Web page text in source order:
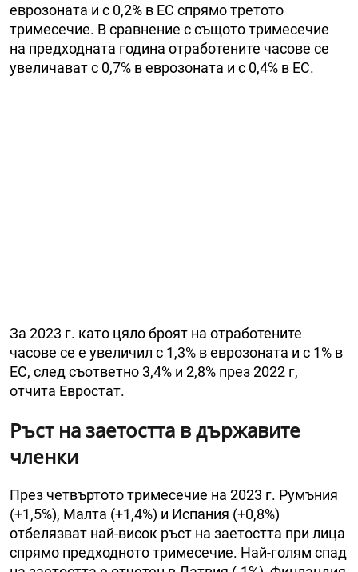
еврозоната и с 0,2% в ЕС спрямо третото
тримесечие. В сравнение с същото тримесечие
на предходната година отработените часове се
увеличават с 0,7% в еврозоната и с 0,4% в ЕС.
За 2023 г. като цяло броят на отработените
часове се е увеличил с 1,3% в еврозоната и с 1% в
ЕС, след съответно 3,4% и 2,8% през 2022 г,
отчита Евростат.
Ръст на заетостта в държавите
членки
През четвъртото тримесечие на 2023 г. Румъния
(+1,5%), Малта (+1,4%) и Испания (+0,8%)
отбелязват най-висок ръст на заетостта при лица
спрямо предходното тримесечие. Най-голям спад